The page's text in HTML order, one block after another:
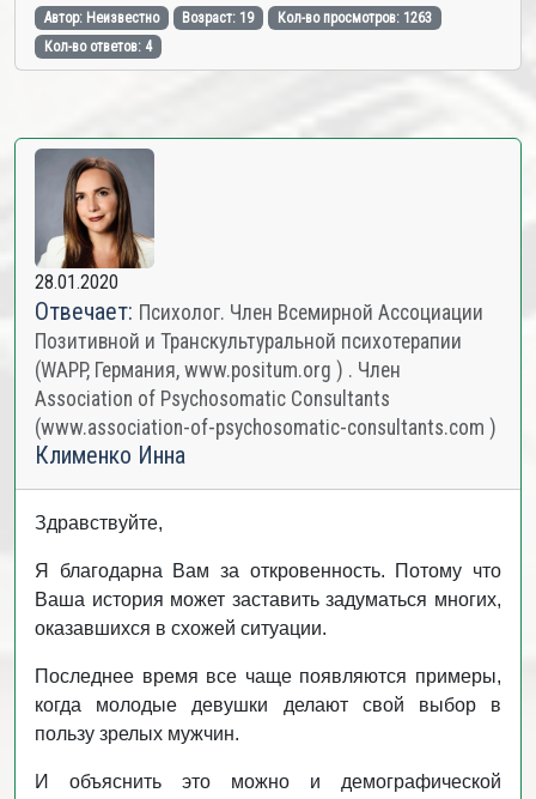
Автор: Неизвестно Возраст: 19
Кол-во просмотров: 1263
Кол-во ответов: 4
28.01.2020
Отвечает: Психолог. Член Всемирной Ассоциации
Позитивной и Транскультуральной психотерапии
(WAPP, Германия, www.positum.org ) . Член
Association of Psychosomatic Consultants
(www.association-of-psychosomatic-consultants.com )
Клименко Инна
Здравствуйте,
Я благодарна Вам за откровенность. Потому что
Ваша история может заставить задуматься многих,
оказавшихся в схожей ситуации.
Последнее время все чаще появляются примеры,
когда молодые девушки делают свой выбор в
пользу зрелых мужчин.
И объяснить это можно и демографической